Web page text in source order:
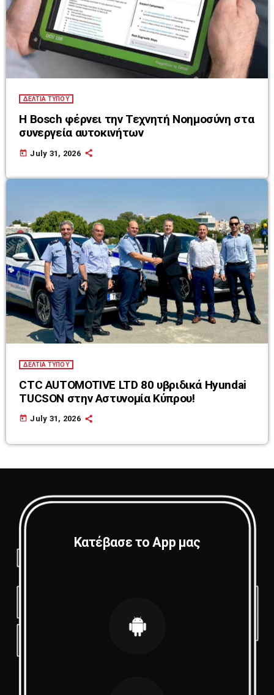
ΔΕΛΤΙΑ ΤΥΠΟΥ
Η Bosch φέρνει την Τεχνητή Νοημοσύνη στα
συνεργεία αυτοκινήτων
today July 31, 2026
ΔΕΛΤΙΑ ΤΥΠΟΥ
CTC AUTOMOTIVE LTD 80 υβριδικά Hyundai
TUCSON στην Αστυνομία Κύπρου!
today July 31, 2026
Κατέβασε το App μας